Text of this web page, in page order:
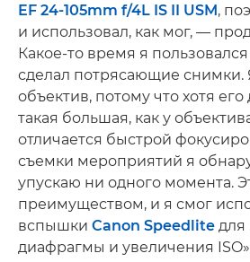
EF 24-105mm f/4L IS II USM,
и использовал, как мог, —
Какое-то время я
сделал потрясающие снимки.
объектив, потому что хотя
такая большая, как у
отличается быстрой
съемки мероприятий я
упускаю ни одного момента.
преимуществом, и я смог
вспышки Canon Speedlite для
диафрагмы и увеличения